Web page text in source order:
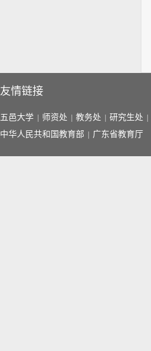
友情链接
五邑大学 师资处 教务处 研究生处
中华人民共和国教育部
广东省教育厅